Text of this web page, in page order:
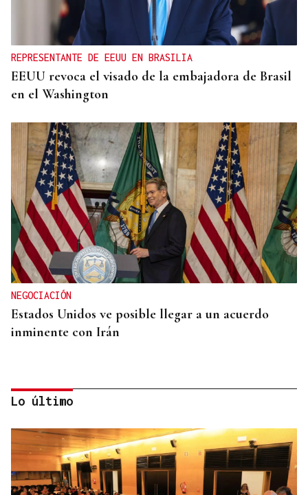
REPRESENTANTE DE EEUU EN BRASILIA
EEUU revoca el visado de la embajadora de Brasil
en el Washington
NEGOCIACIÓN
Estados Unidos ve posible llegar a un acuerdo
inminente con Irán
Lo último